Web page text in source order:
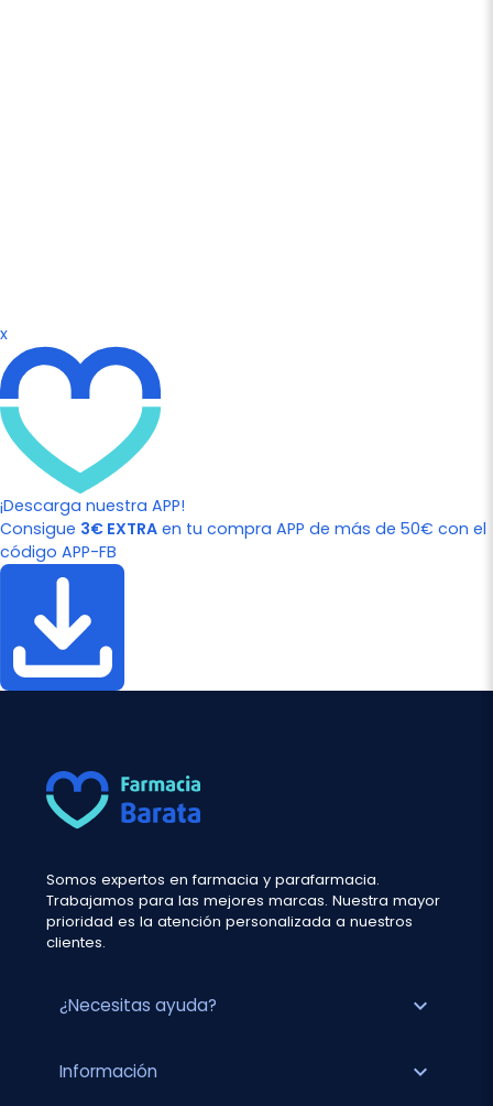
x
¡Descarga nuestra APP!
Consigue 3€ EXTRA en tu compra APP de más de 50€ con el
código APP-FB
Somos expertos en farmacia y parafarmacia.
Trabajamos para las mejores marcas. Nuestra mayor
prioridad es la atención personalizada a nuestros
clientes.
¿Necesitas ayuda? expand_more
Información expand_more